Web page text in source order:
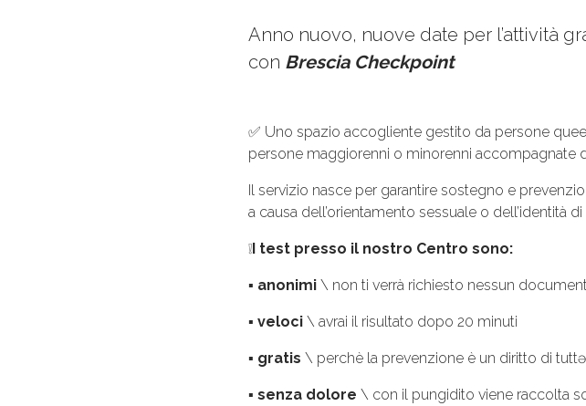
Anno nuovo, nuove date per l’attività
con Brescia Checkpoint
✅ Uno spazio accogliente gestito da persone
persone maggiorenni o minorenni accompagnate
Il servizio nasce per garantire sostegno e
a causa dell’orientamento sessuale o dell’identità
❕I test presso il nostro Centro sono:
▪ anonimi \ non ti verrà richiesto nessun
▪ veloci \ avrai il risultato dopo 20 minuti
▪ gratis \ perchè la prevenzione è un diritto di tuttə
▪ senza dolore \ con il pungidito viene raccolta